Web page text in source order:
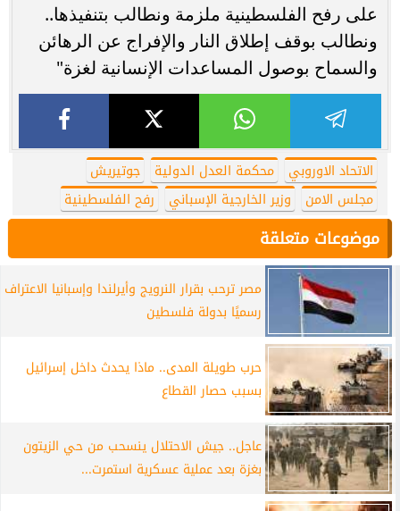
على رفح الفلسطينية ملزمة ونطالب بتنفيذها..
ونطالب بوقف إطلاق النار والإفراج عن الرهائن
والسماح بوصول المساعدات الإنسانية لغزة"
الاتحاد الاوروبي محكمة العدل الدولية
جوتيريش
مجلس الامن
وزير الخارجية الإسباني رفح الفلسطينية
موضوعات متعلقة
مصر ترحب بقرار النرويج وأيرلندا وإسبانيا الاعتراف
رسميًا بدولة فلسطين
حرب طويلة المدى.. ماذا يحدث داخل إسرائيل
بسبب حصار القطاع
عاجل.. جيش الاحتلال ينسحب من حي الزيتون
بغزة بعد عملية عسكرية استمرت...